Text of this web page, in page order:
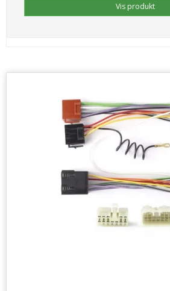
Vis produkt